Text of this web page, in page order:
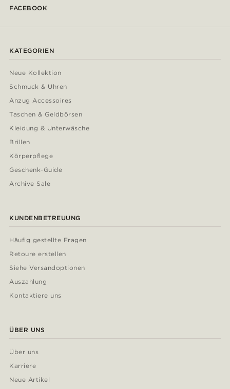
FACEBOOK
KATEGORIEN
Neue Kollektion
Schmuck & Uhren
Anzug Accessoires
Taschen & Geldbörsen
Kleidung & Unterwäsche
Brillen
Körperpflege
Geschenk-Guide
Archive Sale
KUNDENBETREUUNG
Häufig gestellte Fragen
Retoure erstellen
Siehe Versandoptionen
Auszahlung
Kontaktiere uns
ÜBER UNS
Über uns
Karriere
Neue Artikel